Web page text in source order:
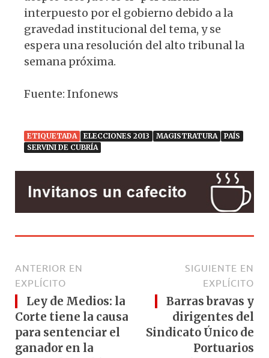
interpuesto por el gobierno debido a la
gravedad institucional del tema, y se
espera una resolución del alto tribunal la
semana próxima.
Fuente: Infonews
ETIQUETADA ELECCIONES 2013 MAGISTRATURA
PAÍS
SERVINI DE CUBRÍA
ANTERIOR EN
EXPLÍCITO
Ley de Medios: la
Corte tiene la causa
para sentenciar el
ganador en la
SIGUIENTE EN
EXPLÍCITO
Barras bravas y
dirigentes del
Sindicato Único de
Portuarios